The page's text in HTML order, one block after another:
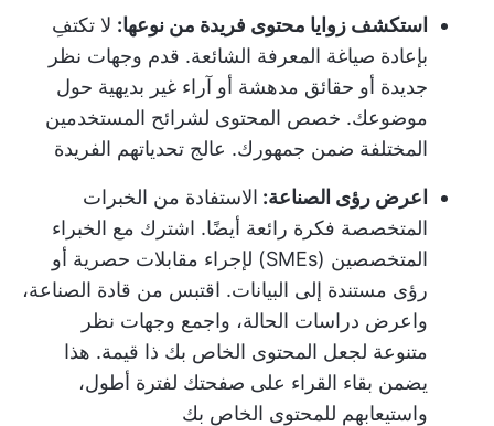
استكشف زوايا محتوى فريدة من نوعها: لا تكتفِ
بإعادة صياغة المعرفة الشائعة. قدم وجهات نظر
جديدة أو حقائق مدهشة أو آراء غير بديهية حول
موضوعك. خصص المحتوى لشرائح المستخدمين
المختلفة ضمن جمهورك. عالج تحدياتهم الفريدة
اعرض رؤى الصناعة: الاستفادة من الخبرات
المتخصصة فكرة رائعة أيضًا. اشترك مع الخبراء
المتخصصين (SMEs) لإجراء مقابلات حصرية أو
رؤى مستندة إلى البيانات. اقتبس من قادة الصناعة،
واعرض دراسات الحالة، واجمع وجهات نظر
متنوعة لجعل المحتوى الخاص بك ذا قيمة. هذا
يضمن بقاء القراء على صفحتك لفترة أطول،
واستيعابهم للمحتوى الخاص بك